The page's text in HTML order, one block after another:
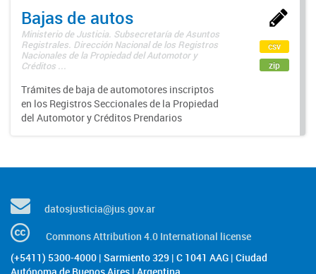
Bajas de autos
Ministerio de Justicia. Subsecretaría de Asuntos
Registrales. Dirección Nacional de los Registros
Nacionales de la Propiedad del Automotor y
Créditos ...
Trámites de baja de automotores inscriptos
en los Registros Seccionales de la Propiedad
del Automotor y Créditos Prendarios
csv
zip
datosjusticia@jus.gov.ar
Commons Attribution 4.0 International license
(+5411) 5300-4000 | Sarmiento 329 | C 1041 AAG | Ciudad